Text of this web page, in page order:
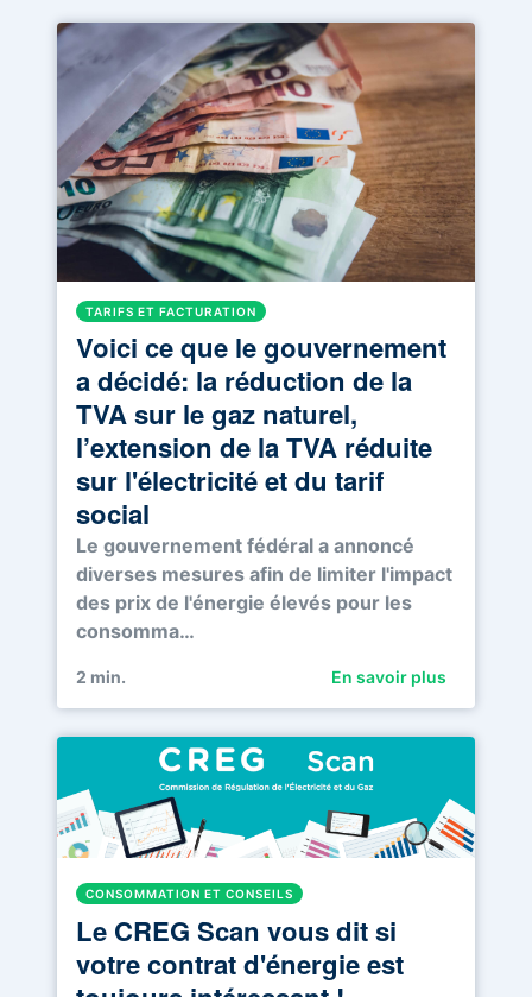
TARIFS ET FACTURATION
Voici ce que le gouvernement
a décidé: la réduction de la
TVA sur le gaz naturel,
l’extension de la TVA réduite
sur l'électricité et du tarif
social
Le gouvernement fédéral a annoncé
diverses mesures afin de limiter l'impact
des prix de l'énergie élevés pour les
consomma…
2 min. En savoir plus
CONSOMMATION ET CONSEILS
Le CREG Scan vous dit si
votre contrat d'énergie est